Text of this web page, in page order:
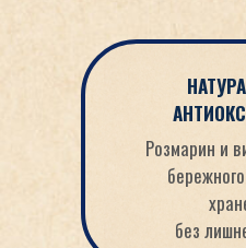
Розмарин и
без